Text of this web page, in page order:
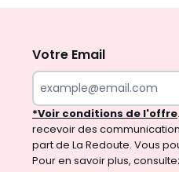
Votre Email
*Voir conditions de l'offre
recevoir des
part de La Redoute. Vous
Pour en savoir plus,